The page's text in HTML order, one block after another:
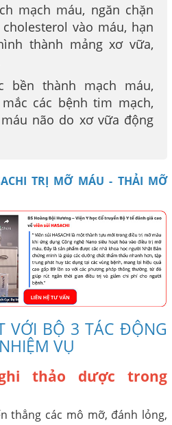
mạch máu, ngăn chặn
vào máu, hạn
thành mảng xơ vữa,
bền thành mạch máu,
các bệnh tim mạch,
não do xơ vữa động
TRỊ MỠ MÁU - THẢI MỠ
VỚI BỘ 3 TÁC ĐỘNG
VỤ
thảo dược trong
thẳng các mô mỡ, đánh lỏng,